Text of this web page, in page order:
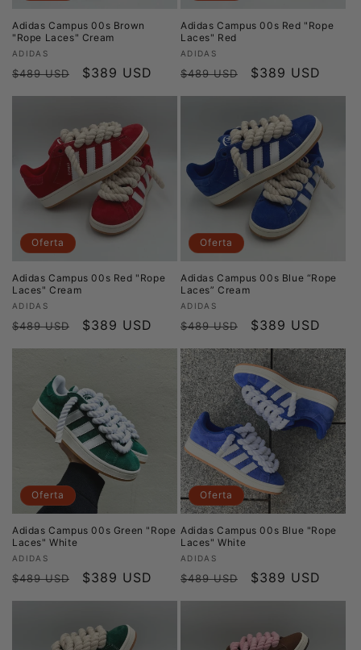
Adidas Campus 00s Brown
"Rope Laces" Cream
Proveedor:
ADIDAS
Precio
habitual
$489 USD
Precio
de
$389 USD
Adidas Campus 00s Red "Rope
Laces" Red
Proveedor:
ADIDAS
Precio
habitual
$489 USD
Precio
de
oferta
$389 USD
Oferta
Adidas Campus 00s Red "Rope
Laces" Cream
Proveedor:
ADIDAS
Precio
habitual
$489 USD
Precio
de
$389 USD
Oferta
Adidas Campus 00s Blue “Rope
Laces” Cream
Proveedor:
ADIDAS
Precio
habitual
$489 USD
Precio
de
oferta
$389 USD
Oferta
Adidas Campus 00s Green "Rope
Laces" White
Proveedor:
ADIDAS
Precio
habitual
$489 USD
Precio
de
$389 USD
Oferta
Adidas Campus 00s Blue "Rope
Laces" White
Proveedor:
ADIDAS
Precio
habitual
$489 USD
Precio
de
$389 USD